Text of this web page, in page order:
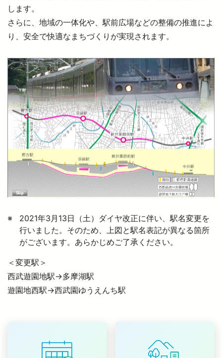
ニュースルーム
採用情報
法人の方へ
お忘れもの Lost＆Found
西武鉄道の公式アカウント一覧
個人情報保護方針
サイトマップ
サイトのご利用にあたって
します。
さらに、地域の一体化や、駅前広場などの整備の推進によ
り、安全で快適なまちづくりが実現されます。
2021年3月13日（土）ダイヤ改正に伴い、駅名変更を
行いました。そのため、上図と駅名表記が異なる箇所
がございます。あらかじめご了承ください。
＜変更駅＞
西武遊園地駅→多摩湖駅
遊園地西駅→西武園ゆうえんち駅